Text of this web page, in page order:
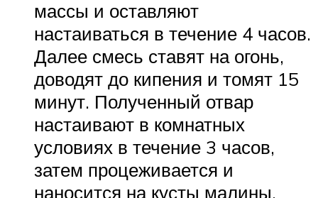
массы и оставляют
настаиваться в течение 4 часов.
Далее смесь ставят на огонь,
доводят до кипения и томят 15
минут. Полученный отвар
настаивают в комнатных
условиях в течение 3 часов,
затем процеживается и
наносится на кусты малины.